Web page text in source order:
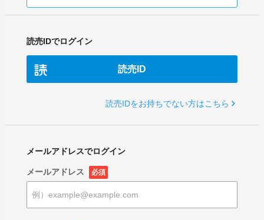
読売IDでログイン
読売ID
読売IDをお持ちでない方はこちら
メールアドレスでログイン
メールアドレス 必須